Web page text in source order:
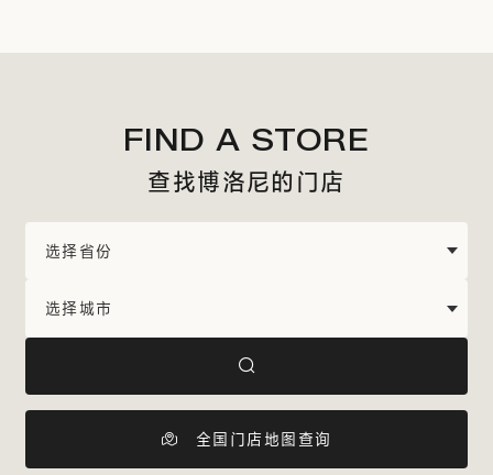
FIND A STORE
查找博洛尼的门店
全国门店地图查询